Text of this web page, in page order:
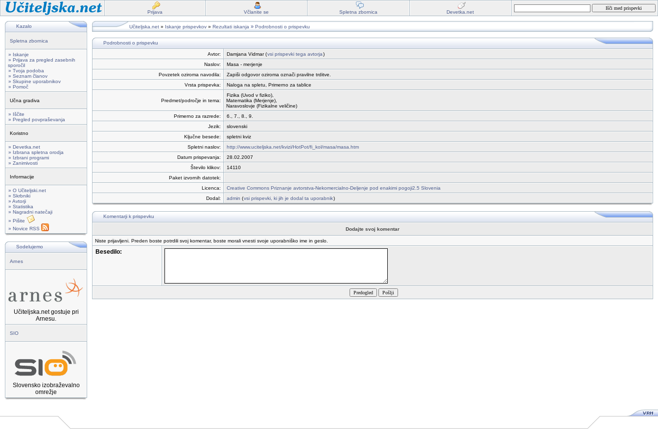
Prijava Včlanite se Spletna zbornica Devetka.net
Kazalo
Spletna zbornica
» Iskanje
» Prijava za pregled zasebnih
sporočil
» Tvoja podoba
» Seznam članov
» Skupine uporabnikov
» Pomoč
Učna gradiva
» Iščite
» Pregled povpraševanja
Koristno
» Devetka.net
» Izbrana spletna orodja
» Izbrani programi
» Zanimivosti
Informacije
» O Učiteljski.net
» Skrbniki
» Avtorji
» Statistika
» Nagradni natečaji
» Pišite
» Novice RSS
Sodelujemo
Arnes
Učiteljska.net gostuje pri
Arnesu.
SIO
Slovensko izobraževalno
omrežje
Učiteljska.net » Iskanje prispevkov » Rezultati iskanja » Podrobnosti o prispevku
Podrobnosti o prispevku
Avtor: Damjana Vidmar (vsi prispevki tega avtorja)
Naslov:
Masa - merjenje
Povzetek oziroma navodila:
Zapiši odgovor oziroma označi pravilne trditve.
Vrsta prispevka:
Naloga na spletu, Primerno za tablice
Predmet/področje in tema:
Fizika (Uvod v fiziko),
Matematika (Merjenje),
Naravoslovje (Fizikalne veličine)
Primerno za razrede:
6., 7., 8., 9.
Jezik:
slovenski
Ključne besede:
spletni kviz
Spletni naslov:
http://www.uciteljska.net/kvizi/HotPot/fi_kol/masa/masa.htm
Datum prispevanja:
28.02.2007
Število klikov:
14110
Paket izvornih datotek:
Licenca:
Creative Commons Priznanje avtorstva-Nekomercialno-Deljenje pod enakimi pogoji2.5 Slovenia
Dodal:
admin (vsi prispevki, ki jih je dodal ta uporabnik)
Komentarji k prispevku
Dodajte svoj komentar
Niste prijavljeni. Preden boste potrdili svoj komentar, boste morali vnesti svoje uporabniško ime in geslo.
Besedilo: